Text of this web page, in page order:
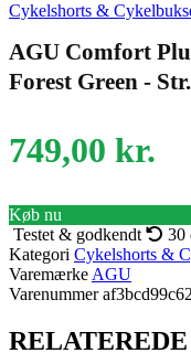
Cykelshorts &
AGU Comfort
Forest Green -
749,00 kr.
Køb nu
Testet & godkendt
30
Kategori Cykelshorts &
Varemærke AGU
Varenummer